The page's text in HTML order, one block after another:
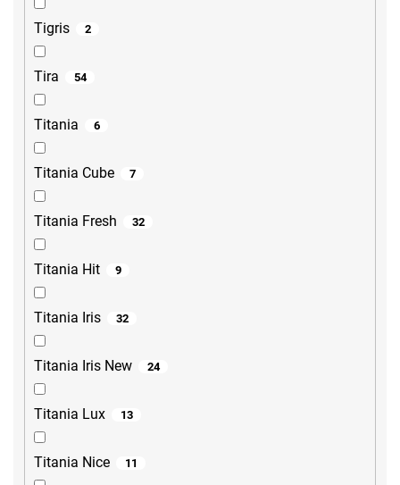
Tigris 2
Tira 54
Titania 6
Titania Cube 7
Titania Fresh 32
Titania Hit 9
Titania Iris 32
Titania Iris New 24
Titania Lux 13
Titania Nice 11